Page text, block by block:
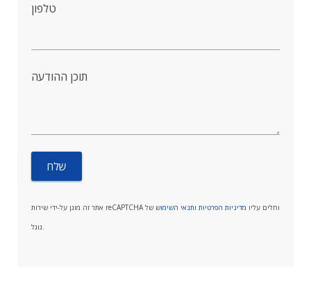
טלפון
תוכן ההודעה
אתר זה מוגן על-ידי שירות reCAPTCHA וחלים עליו מדיניות הפרטיות ותנאי השימוש של
גוגל.